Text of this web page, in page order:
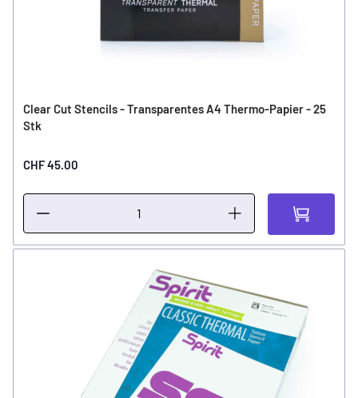
Clear Cut Stencils - Transparentes A4 Thermo-Papier - 25
Stk
CHF 45.00